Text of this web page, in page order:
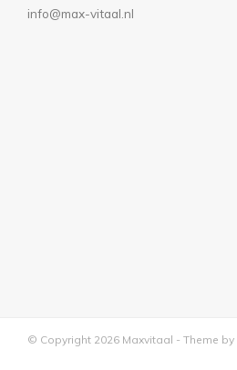
info@max-vitaal.nl
© Copyright 2026 Maxvitaal - Theme by